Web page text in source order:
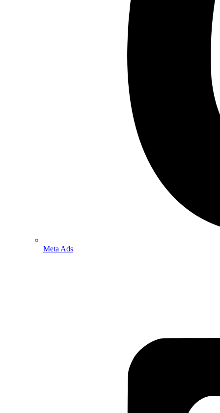
Meta Ads